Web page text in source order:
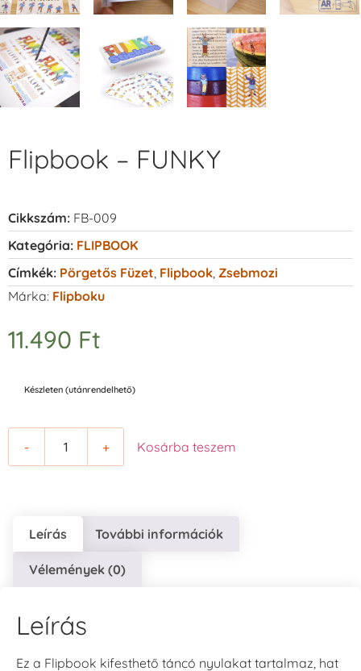
Flipbook – FUNKY
Cikkszám: FB-009
Kategória: FLIPBOOK
Címkék: Pörgetős Füzet Flipbook Zsebmozi
Márka: Flipboku
11.490 Ft
Készleten (utánrendelhető)
- + Kosárba teszem
Leírás További információk
Vélemények (0)
Leírás
Ez a Flipbook kifesthető táncó nyulakat tartalmaz, hat